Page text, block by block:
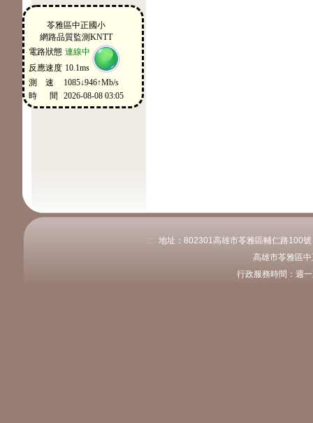
:::
地址：802301高雄市苓雅區輔仁路100
高雄市苓雅區
行政服務時間：週